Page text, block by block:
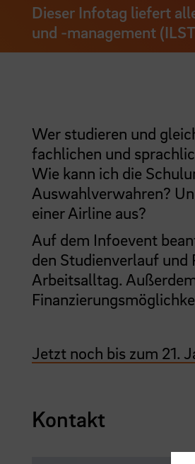
Dieser Infotag liefert
und -management
Wer studieren und
fachlichen und
Wie kann ich die
Auswahlverwahren?
einer Airline aus?
Auf dem Infoevent
den Studienverlauf und
Arbeitsalltag.
Jetzt noch bis zum 21.
Kontakt